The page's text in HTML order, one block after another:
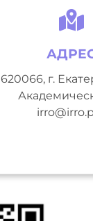
620066, г.